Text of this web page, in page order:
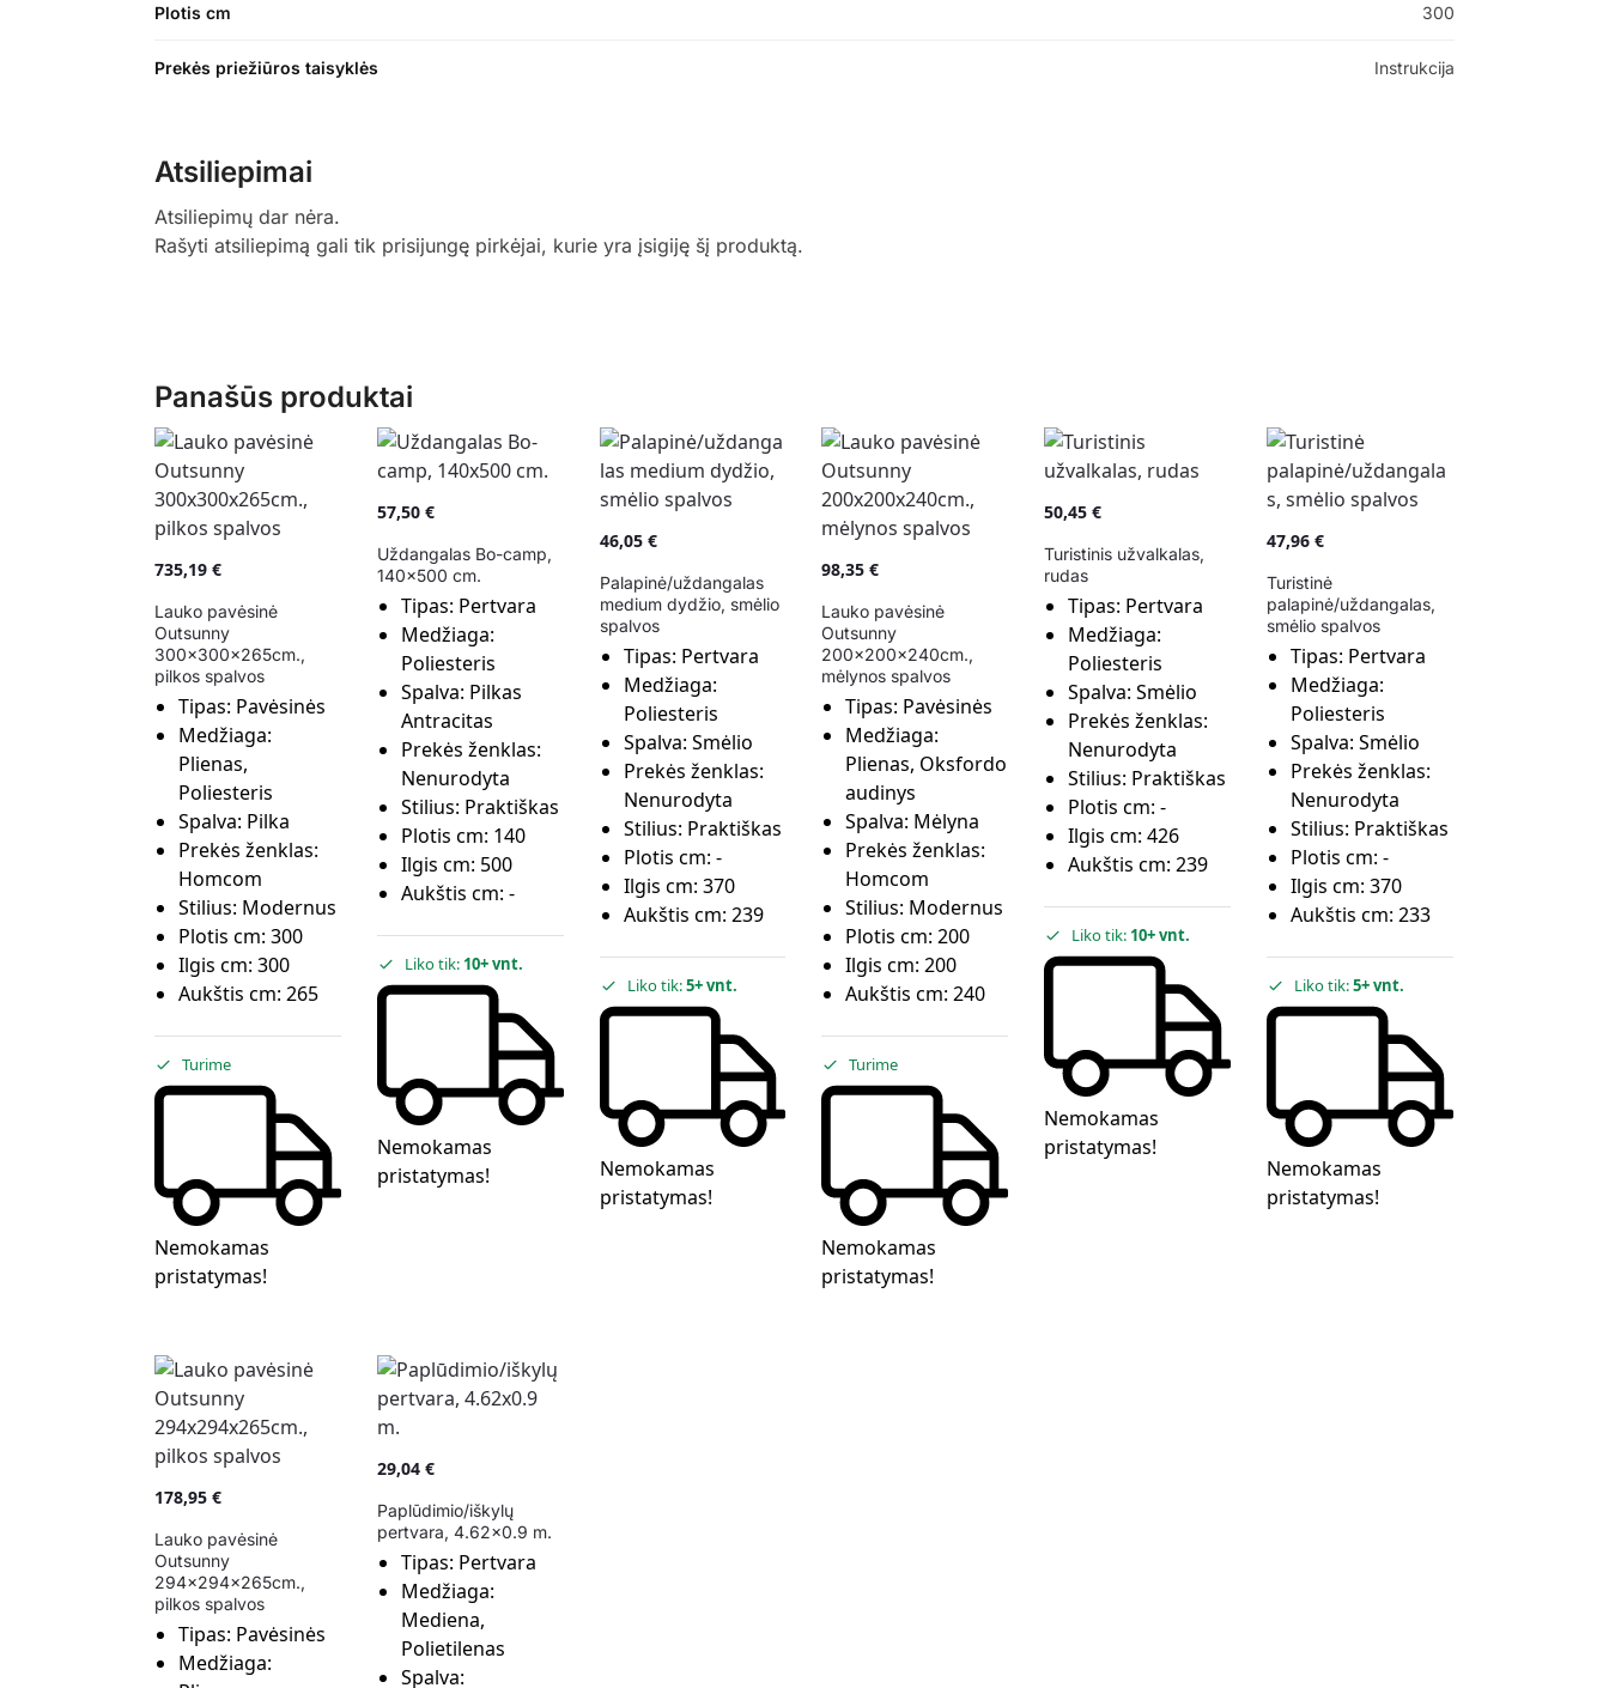
Plotis cm 300
Prekės priežiūros taisyklės Instrukcija
Atsiliepimai
Atsiliepimų dar nėra.
Rašyti atsiliepimą gali tik prisijungę pirkėjai, kurie yra įsigiję šį produktą.
Panašūs produktai
735,19 €
Lauko pavėsinė
Outsunny
300x300x265cm.,
pilkos spalvos
Tipas: Pavėsinės
Medžiaga:
Plienas,
Poliesteris
Spalva: Pilka
Prekės ženklas:
Homcom
Stilius: Modernus
Plotis cm: 300
Ilgis cm: 300
Aukštis cm: 265
Turime
Nemokamas
pristatymas!
57,50 €
Uždangalas Bo-camp,
140×500 cm.
Tipas: Pertvara
Medžiaga:
Poliesteris
Spalva: Pilkas
Antracitas
Prekės ženklas:
Nenurodyta
Stilius: Praktiškas
Plotis cm: 140
Ilgis cm: 500
Aukštis cm: -
Liko tik: 10+ vnt.
Nemokamas
pristatymas!
46,05 €
Palapinė/uždangalas
medium dydžio, smėlio
spalvos
Tipas: Pertvara
Medžiaga:
Poliesteris
Spalva: Smėlio
Prekės ženklas:
Nenurodyta
Stilius: Praktiškas
Plotis cm: -
Ilgis cm: 370
Aukštis cm: 239
Liko tik:5+ vnt.
Nemokamas
pristatymas!
98,35€
Lauko pavėsinė
Outsunny
200x200x240cm.,
mėlynos spalvos
Tipas: Pavėsinės
Medžiaga:
Plienas, Oksfordo
audinys
Spalva: Mėlyna
Prekės ženklas:
Homcom
Stilius: Modernus
Plotis cm:200
Ilgis cm:200
Aukštis cm:240
Turime
Nemokamas
pristatymas!
50,45€
Turistinis užvalkalas,
rudas
Tipas: Pertvara
Medžiaga:
Poliesteris
Spalva:Smėlio
Prekės ženklas:
Nenurodyta
Stilius: Praktiškas
Plotis cm:-
Ilgis cm:426
Aukštis cm:239
Liko tik: 10+ vnt.
Nemokamas
pristatymas!
47,96 €
Turistinė
palapinė/uždangalas,
smėlio spalvos
Tipas: Pertvara
Medžiaga:
Poliesteris
Spalva: Smėlio
Prekės ženklas:
Nenurodyta
Stilius: Praktiškas
Plotis cm: -
Ilgis cm: 370
Aukštis cm: 233
Liko tik:5+ vnt.
Nemokamas
pristatymas!
178,95 €
Lauko pavėsinė
Outsunny
294x294x265cm.,
pilkos spalvos
Tipas: Pavėsinės
Medžiaga:
29,04 €
Paplūdimio/iškylų
pertvara, 4.62×0.9 m.
Tipas: Pertvara
Medžiaga:
Mediena,
Polietilenas
Spalva: